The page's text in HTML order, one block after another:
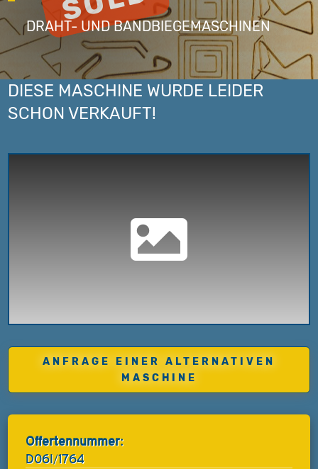
DRAHT- UND BANDBIEGEMASCHINEN
DIESE MASCHINE WURDE LEIDER
SCHON VERKAUFT!
ANFRAGE EINER ALTERNATIVEN
MASCHINE
Offertennummer:
D06I/1764